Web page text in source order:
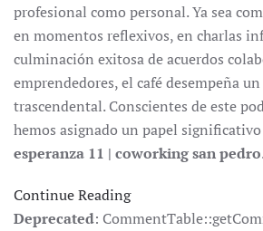
profesional como personal. Ya sea
en momentos reflexivos, en charlas
culminación exitosa de acuerdos
emprendedores, el café desempeña
trascendental. Conscientes de este
hemos asignado un papel
esperanza 11 | coworking san pedro
Continue Reading
Deprecated: